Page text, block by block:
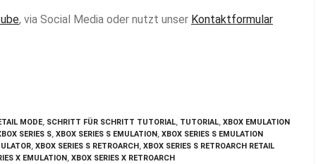
, via Social Media oder nutzt unser Kontaktformular
MODE, SCHRITT FÜR SCHRITT TUTORIAL, TUTORIAL, XBOX EMULATION
SERIES S, XBOX SERIES S EMULATION, XBOX SERIES S EMULATION
, XBOX SERIES S RETROARCH, XBOX SERIES S RETROARCH RETAIL
X EMULATION, XBOX SERIES X RETROARCH